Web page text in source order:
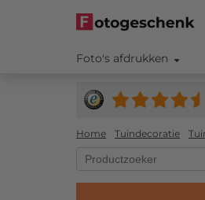
Foto's afdrukken
Home Tuindecoratie